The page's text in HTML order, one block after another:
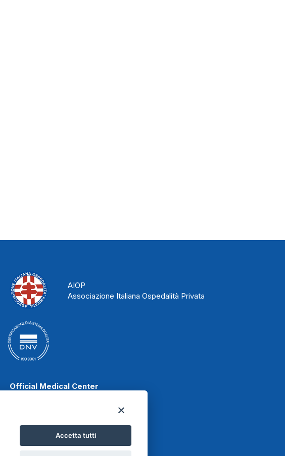
Accetta tutti
AIOP
Associazione Italiana Ospedalità Privata
Official Medical Center
Scafati Basket